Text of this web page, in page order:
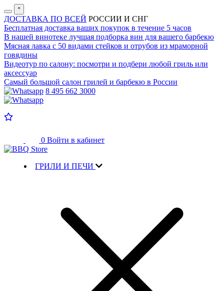
˟
ДОСТАВКА ПО ВСЕЙ РОССИИ И СНГ
Бесплатная доставка ваших покупок в течение 5 часов
В нашей винотеке лучшая подборка вин для вашего барбекю
Мясная лавка с 50 видами стейков и отрубов из мраморной
говядины
Видеотур по салону: посмотри и подбери любой гриль или
аксессуар
Самый большой салон грилей и барбекю в России
8 495 662 3000
0 Войти в кабинет
ГРИЛИ И ПЕЧИ